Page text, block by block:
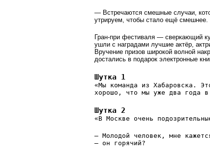
— Встречаются смешные случаи,
утрируем, чтобы стало ещё смешнее.
Гран-при фестиваля — сверкающий
ушли с наградами лучшие актёр,
Вручение призов широкой волной
достались в подарок электронные
Шутка 1
«Мы команда из Хабаровска.
хорошо, что мы уже два года в
Шутка 2
«В Москве очень
— Молодой человек, мне
— он горячий?